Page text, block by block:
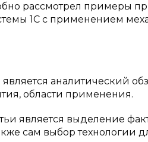
рассмотрел примеры
1С с применением
аналитический
области применения.
является выделение
сам выбор технологии